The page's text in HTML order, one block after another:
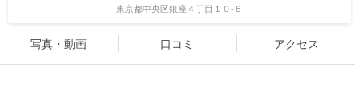
東京都中央区銀座４丁目１０-５
写真・動画 口コミ アクセス